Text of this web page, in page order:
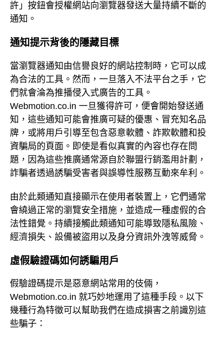
許」按鈕會授權網站向瀏覽器發送大量持續不斷的
通知。
通知提示背後的隱藏目標
當瀏覽器通知由信譽良好的網站控制時，它可以成
為合法的工具。然而，一旦落入不法平台之手，它
們就會淪為推播侵入式廣告的工具。
Webmotion.co.in 一旦獲得許可，便會開始發送通
知，這些通知可能會推廣可疑的優惠、冒充知名品
牌，或將用戶引導至包含惡意軟體、詐欺軟體和投
資騙局的頁面。即使是看似真實的內容也存在問
題，因為這些推廣通常源自於聯盟行銷濫用計劃，
詐騙者透過誘騙受害者與誤導性服務互動來牟利。
由於此類通知直接顯示在使用者裝置上，它們通常
會繞過正常的瀏覽安全措施，並造成一種虛假的合
法性錯覺。持續接觸此類通知可能導致隱私風險、
經濟損失、設備被盜用以及身分資訊外洩等威脅。
虛假驗證碼如何誘騙用戶
假驗證碼提示是惡意網站常用的伎倆，
Webmotion.co.in 就巧妙地運用了這種手段。以下
幾種行為特徵可以幫助我們在造成損害之前識別這
些騙子：